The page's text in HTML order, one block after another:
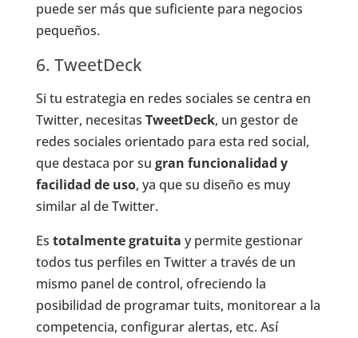
puede ser más que suficiente para negocios
pequeños.
6. TweetDeck
Si tu estrategia en redes sociales se centra en
Twitter, necesitas TweetDeck, un gestor de
redes sociales orientado para esta red social,
que destaca por su gran funcionalidad y
facilidad de uso, ya que su diseño es muy
similar al de Twitter.
Es totalmente gratuita y permite gestionar
todos tus perfiles en Twitter a través de un
mismo panel de control, ofreciendo la
posibilidad de programar tuits, monitorear a la
competencia, configurar alertas, etc. Así